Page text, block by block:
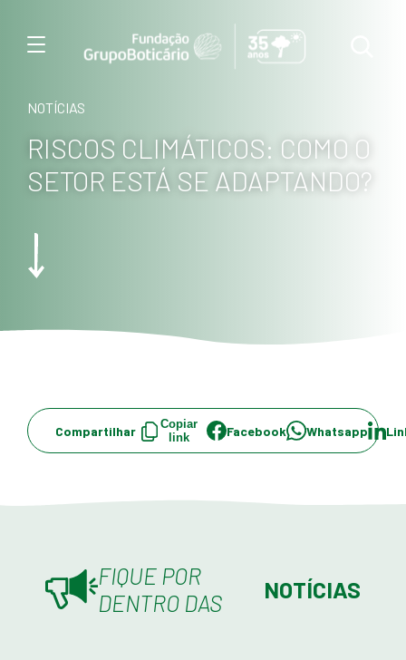
Menu
NOTÍCIAS
RISCOS CLIMÁTICOS: COMO O
SETOR ESTÁ SE ADAPTANDO?
Compartilhar
Copiar
link
Facebook Whatsapp
FIQUE POR
DENTRO DAS
NOTÍCIAS